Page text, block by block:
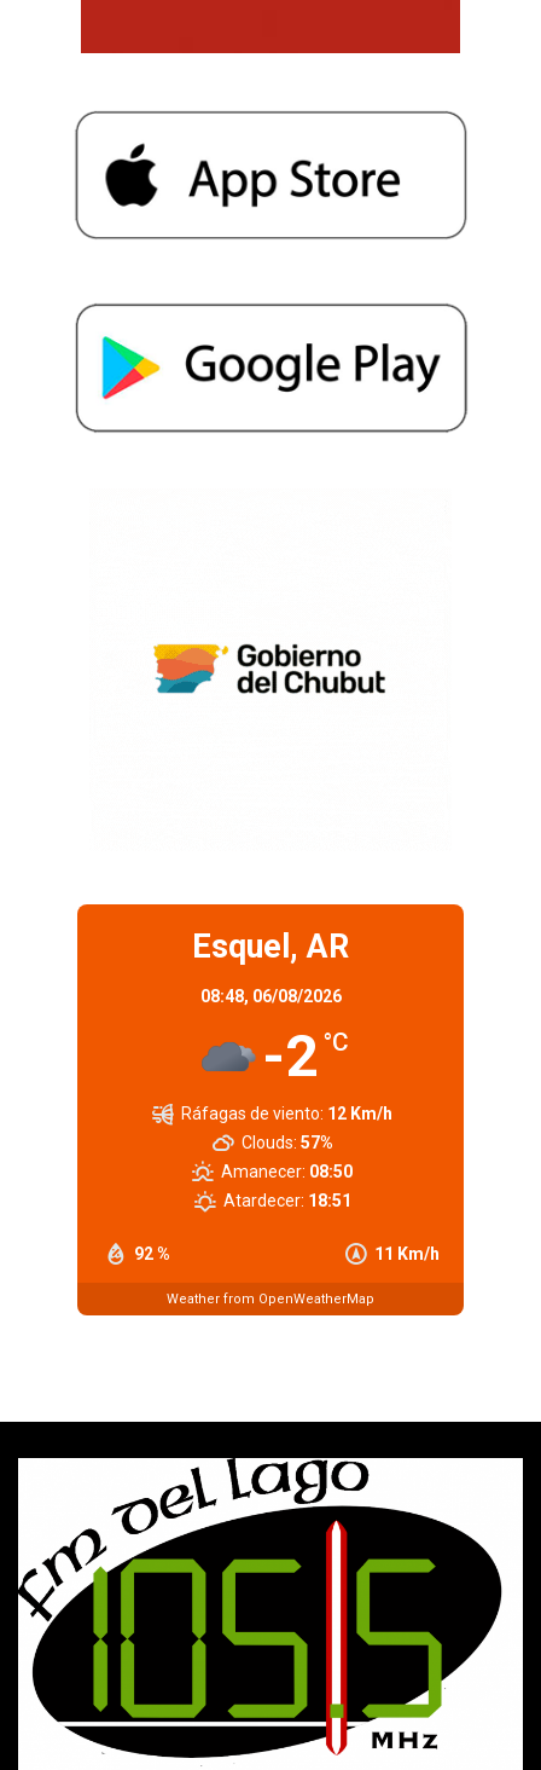
Esquel, AR
08:48, 06/08/2026
-2 °C
92 % 11 Km/h
Ráfagas de viento: 12 Km/h
Clouds: 57%
Amanecer: 08:50
Atardecer: 18:51
Weather from OpenWeatherMap